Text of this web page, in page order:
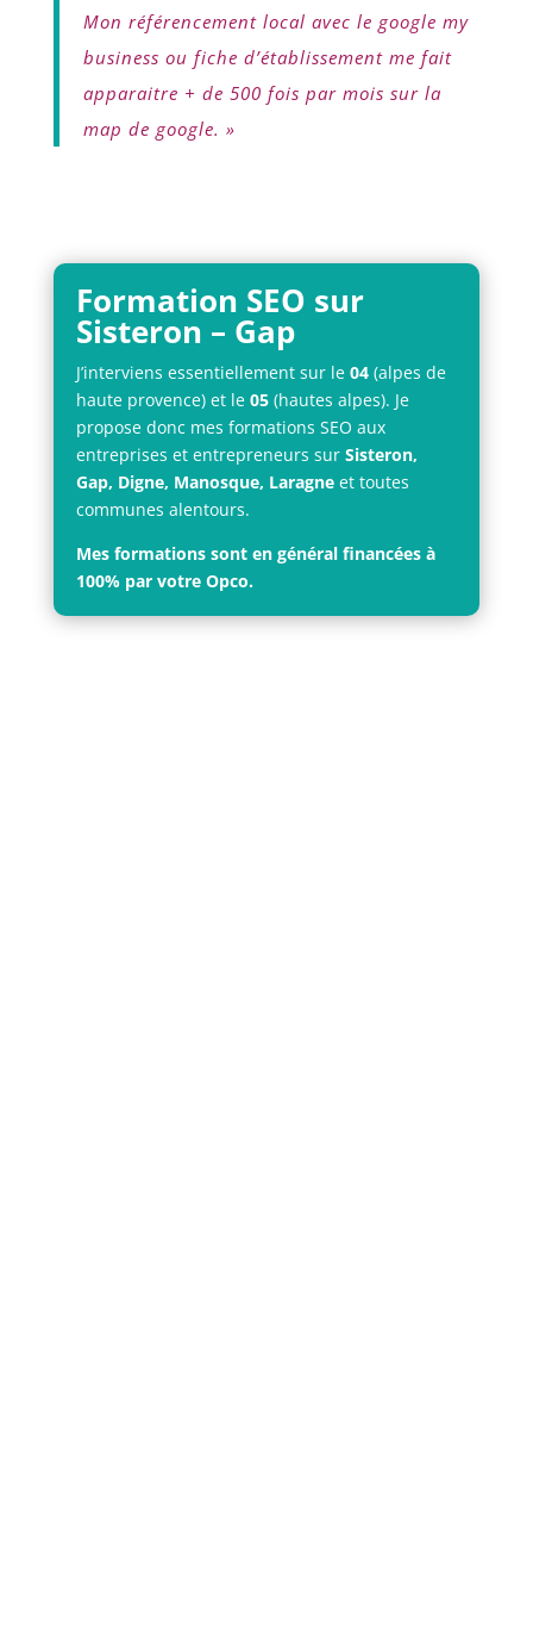
Mon référencement local avec le google my
business ou fiche d’établissement me fait
apparaitre + de 500 fois par mois sur la
map de google. »
Formation SEO sur
Sisteron – Gap
J’interviens essentiellement sur le 04(alpes de
haute provence) et le 05(hautes alpes). Je
propose donc mes formations SEO aux
entreprises et entrepreneurs sur Sisteron,
Gap, Digne, Manosque, Laragneet toutes
communes alentours.
Mes formations sont en général financées à
100% par votre Opco.